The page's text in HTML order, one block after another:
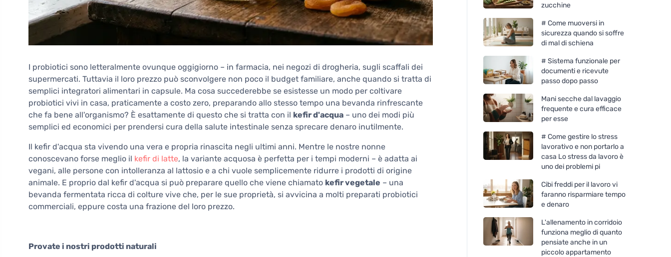
I probiotici sono letteralmente ovunque oggigiorno – in farmacia, nei negozi di drogheria, sugli scaffali dei
supermercati. Tuttavia il loro prezzo può sconvolgere non poco il budget familiare, anche quando si tratta di
semplici integratori alimentari in capsule. Ma cosa succederebbe se esistesse un modo per coltivare
probiotici vivi in casa, praticamente a costo zero, preparando allo stesso tempo una bevanda rinfrescante
che fa bene all'organismo? È esattamente di questo che si tratta con il kefir d'acqua – uno dei modi più
semplici ed economici per prendersi cura della salute intestinale senza sprecare denaro inutilmente.
Il kefir d'acqua sta vivendo una vera e propria rinascita negli ultimi anni. Mentre le nostre nonne
conoscevano forse meglio il kefir di latte, la variante acquosa è perfetta per i tempi moderni – è adatta ai
vegani, alle persone con intolleranza al lattosio e a chi vuole semplicemente ridurre i prodotti di origine
animale. E proprio dal kefir d'acqua si può preparare quello che viene chiamato kefir vegetale – una
bevanda fermentata ricca di colture vive che, per le sue proprietà, si avvicina a molti preparati probiotici
commerciali, eppure costa una frazione del loro prezzo.
Provate i nostri prodotti naturali
zucchine
# Come muoversi in
sicurezza quando si soffre
di mal di schiena
# Sistema funzionale per
documenti e ricevute
passo dopo passo
Mani secche dal lavaggio
frequente e cura efficace
per esse
# Come gestire lo stress
lavorativo e non portarlo a
casa Lo stress da lavoro è
uno dei problemi pi
Cibi freddi per il lavoro vi
faranno risparmiare tempo
e denaro
L'allenamento in corridoio
funziona meglio di quanto
pensiate anche in un
piccolo appartamento